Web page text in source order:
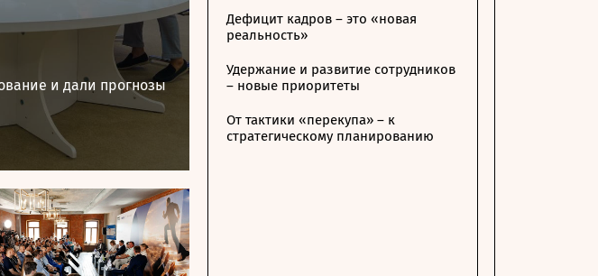
и дали прогнозы
Дефицит кадров – это «новая
реальность»
Удержание и развитие сотрудников
– новые приоритеты
От тактики «перекупа» – к
стратегическому планированию